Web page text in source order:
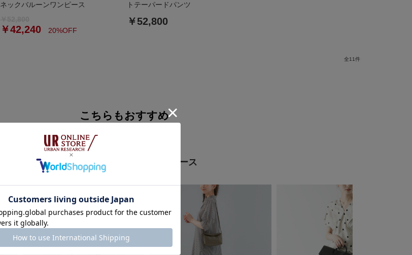
ネックバルーンワンピース
￥42,240 20%OFF
トテーパードパンツ
￥52,800
全11件
こちらもおすすめ
リネン・リネンライクのワンピース